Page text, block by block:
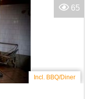
Incl. BBQ/Diner
65